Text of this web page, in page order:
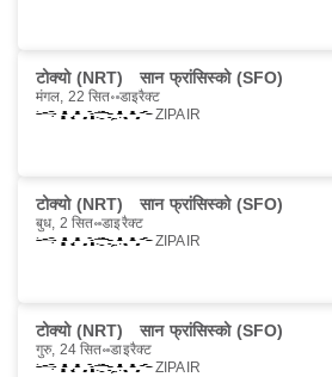
टोक्यो (NRT) सान फ्रांसिस्को (SFO)
मंगल, 22 सित॰ डाइरैक्ट
ZIPAIR
टोक्यो (NRT) सान फ्रांसिस्को (SFO)
बुध, 2 सित॰ डाइरैक्ट
ZIPAIR
टोक्यो (NRT) सान फ्रांसिस्को (SFO)
गुरु, 24 सित॰ डाइरैक्ट
ZIPAIR